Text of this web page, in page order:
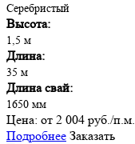
Серебристый
Высота:
1,5 м
Длина:
35 м
Длина свай:
1650 мм
Цена: от 2 004 руб./п.м.
Подробнее Заказать